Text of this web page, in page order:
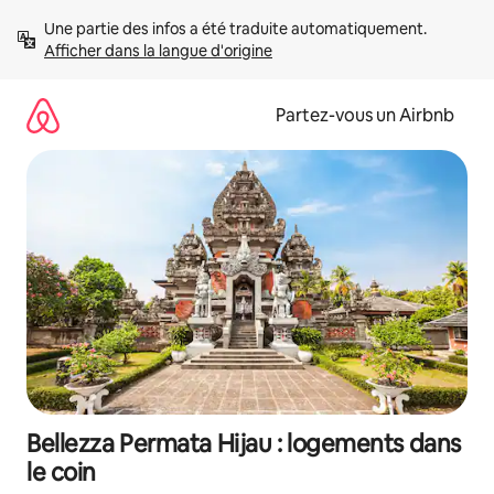
directement
Afficher dans la langue d'origine
Partez-vous un Airbnb
Bellezza Permata Hijau : logements dans
le coin